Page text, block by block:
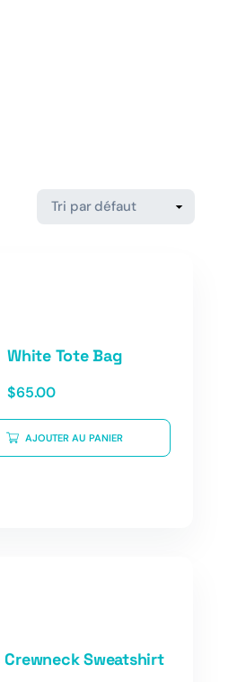
White Tote Bag
$65.00
AJOUTER AU PANIER
Crewneck Sweatshirt